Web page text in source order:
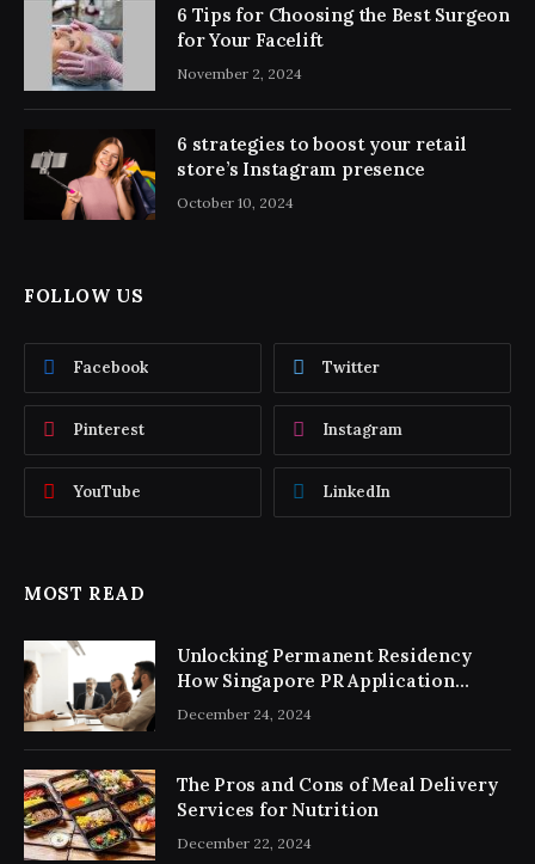
6 Tips for Choosing the Best Surgeon
for Your Facelift
November 2, 2024
6 strategies to boost your retail
store’s Instagram presence
October 10, 2024
FOLLOW US
Facebook Twitter
Pinterest Instagram
YouTube LinkedIn
MOST READ
Unlocking Permanent Residency
How Singapore PR Application
Consultancy Simplifies the Process
December 24, 2024
The Pros and Cons of Meal Delivery
Services for Nutrition
December 22, 2024